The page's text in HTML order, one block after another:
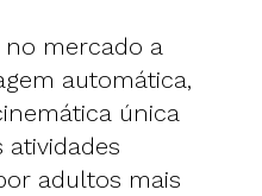
no mercado a
automática,
única
atividades
adultos mais